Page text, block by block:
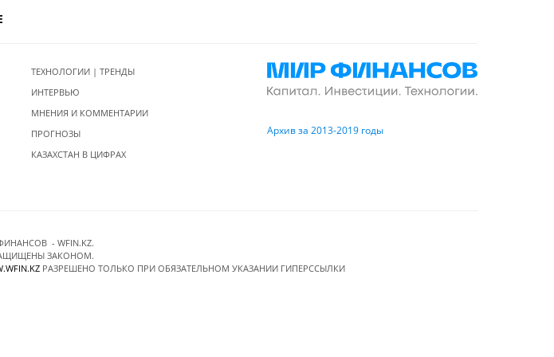
ТЕХНОЛОГИИ | ТРЕНДЫ
ИНТЕРВЬЮ
МНЕНИЯ И КОММЕНТАРИИ
ПРОГНОЗЫ
КАЗАХСТАН В ЦИФРАХ
Архив за 2013-2019 годы
- WFIN.KZ.
ЗАКОНОМ.
РАЗРЕШЕНО ТОЛЬКО ПРИ ОБЯЗАТЕЛЬНОМ УКАЗАНИИ ГИПЕРССЫЛКИ